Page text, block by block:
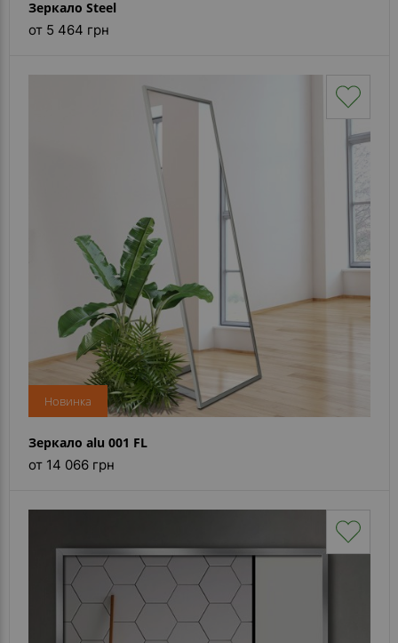
Зеркало Steel
от 5 464 грн
Новинка
Зеркало alu 001 FL
от 14 066 грн